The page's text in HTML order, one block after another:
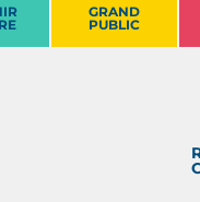
GRAND
PUBLIC